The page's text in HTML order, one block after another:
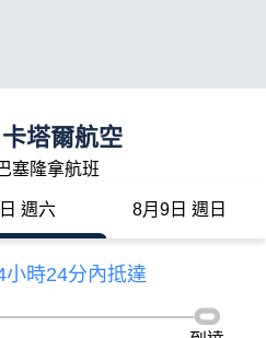
塔爾航空
塞隆拿航班
週六 8月9日 週日
小時24分內抵達